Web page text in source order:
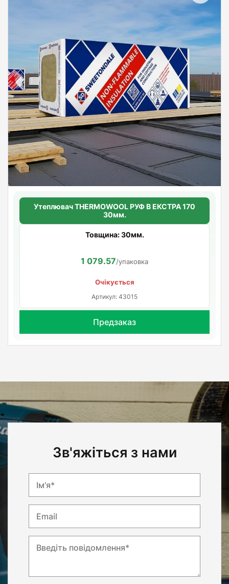
Утеплювач THERMOWOOL РУФ В ЕКСТРА 170
30мм.
Товщина: 30мм.
1 079.57/упаковка
Очікується
Артикул: 43015
Предзаказ
Зв'яжіться з нами
Ім'я*
Email
Введіть повідомлення*